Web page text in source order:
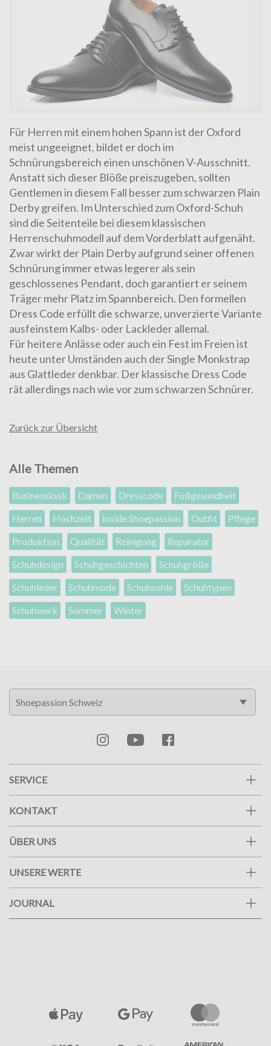
Für Herren mit einem hohen Spann ist der Oxford
meist ungeeignet, bildet er doch im
Schnürungsbereich einen unschönen V-Ausschnitt.
Anstatt sich dieser Blöße preiszugeben, sollten
Gentlemen in diesem Fall besser zumschwarzen Plain
Derbygreifen. Im Unterschied zum Oxford-Schuh
sind die Seitenteile bei diesem klassischen
Herrenschuhmodell auf dem Vorderblatt aufgenäht.
Zwar wirkt der Plain Derby aufgrund seiner offenen
Schnürung immer etwas legerer als sein
geschlossenes Pendant, doch garantiert er seinem
Träger mehr Platz im Spannbereich. Den formellen
Dress Code erfüllt die schwarze, unverzierte Variante
ausfeinstem Kalbs- oder Lacklederallemal.
Für heitere Anlässe oder auch ein Fest im Freien ist
heute unter Umständen auch derSingle Monkstrap
aus Glattleder denkbar. Der klassische Dress Code
rät allerdings nach wie vor zum schwarzen Schnürer.
Zurück zur Übersicht
Alle Themen
Businesslook Damen Dresscode
Fußgesundheit
Herren
Hochzeit Inside Shoepassion Outfit
Pflege
Produktion
Qualität Reinigung
Reparatur
Schuhdesign
Schuhgeschichten
Schuhgröße
Schuhleder
Schuhmode Schuhsohle
Schuhtypen
Schuhwerk
Sommer Winter
SERVICE
KONTAKT
ÜBER UNS
UNSERE WERTE
JOURNAL